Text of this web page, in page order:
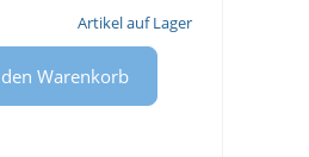
Artikel auf Lager
Warenkorb